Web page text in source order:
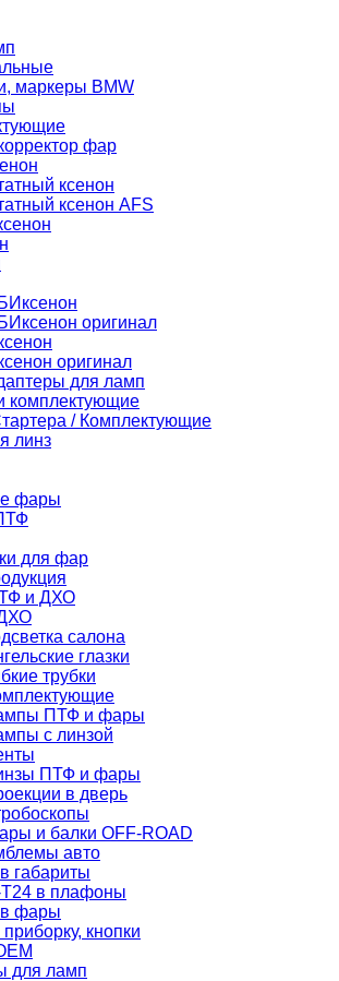
маркеры BMW
фар
ксенон
ксенон AFS
оригинал
оригинал
для ламп
комплектующие
/ Комплектующие
линз
фары
для фар
и ДХО
салона
глазки
трубки
ПТФ и фары
с линзой
ПТФ и фары
в дверь
и балки OFF-ROAD
авто
габариты
в плафоны
фары
кнопки
для ламп